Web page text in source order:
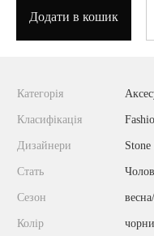
Додати в кошик
Категорія
Класифікація
Дизайнери
Стать
Сезон
Колір